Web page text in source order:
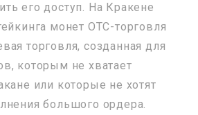
его доступ. На Кракене
монет OTC-торговля
торговля, созданная для
которым не хватает
или которые не хотят
большого ордера.